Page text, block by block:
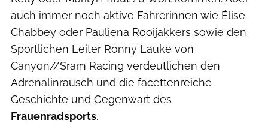
auch immer noch aktive Fahrerinnen wie Élise
Chabbey oder Pauliena Rooijakkers sowie den
Sportlichen Leiter Ronny Lauke von
Canyon//Sram Racing verdeutlichen den
Adrenalinrausch und die facettenreiche
Geschichte und Gegenwart des
Frauenradsports.